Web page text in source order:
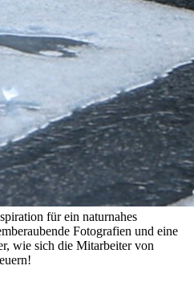
für ein naturnahes
Fotografien und eine
wie sich die Mitarbeiter von